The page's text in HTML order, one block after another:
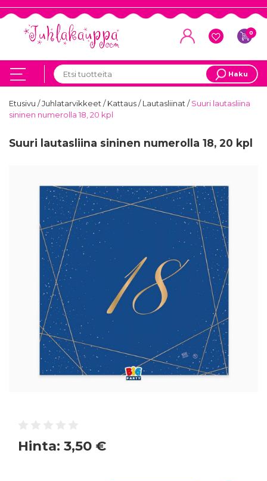
0
Haku
Etusivu /Juhlatarvikkeet/Kattaus/Lautasliinat/Suuri lautasliina
sininen numerolla 18, 20 kpl
Suuri lautasliina sininen numerolla 18, 20 kpl
Hinta: 3,50 €